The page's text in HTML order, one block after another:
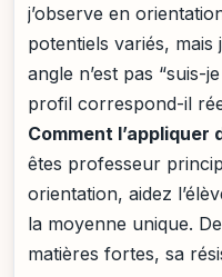
j’observe en
potentiels variés, mais
angle n’est pas “suis-
profil correspond-il
Comment
êtes professeur
orientation, aidez
la moyenne unique.
matières fortes, sa